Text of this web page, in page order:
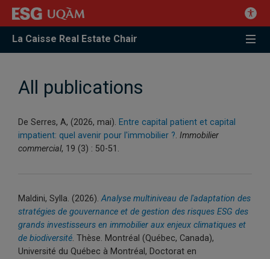
La Caisse Real Estate Chair
All publications
De Serres, A, (2026, mai). Entre capital patient et capital
impatient: quel avenir pour l'immobilier ?. Immobilier
commercial, 19 (3) : 50-51.
Maldini, Sylla. (2026).Analyse multiniveau de l'adaptation des
stratégies de gouvernance et de gestion des risques ESG des
grands investisseurs en immobilier aux enjeux climatiques et
de biodiversité. Thèse. Montréal (Québec, Canada),
Université du Québec à Montréal, Doctorat en